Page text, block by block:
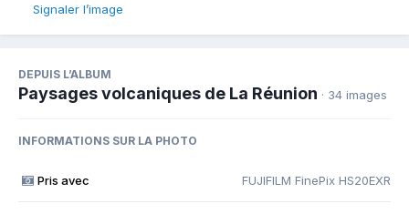
Signaler l’image
DEPUIS L’ALBUM
Paysages volcaniques de La Réunion · 34 images
INFORMATIONS SUR LA PHOTO
Pris avec FUJIFILM FinePix HS20EXR